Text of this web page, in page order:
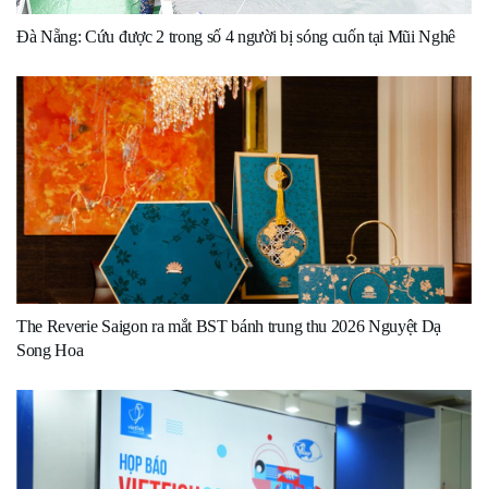
Đà Nẵng: Cứu được 2 trong số 4 người bị sóng cuốn tại Mũi Nghê
The Reverie Saigon ra mắt BST bánh trung thu 2026 Nguyệt Dạ
Song Hoa